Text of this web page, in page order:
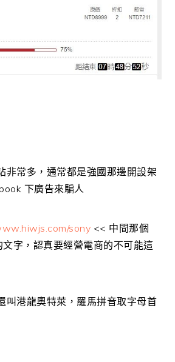
非常多，通常都是強國那邊開設架
下廣告來騙人
sony << 中間那個
字，認真要經營電商的不可能這
叫港龍奧特萊，羅馬拼音取字母首